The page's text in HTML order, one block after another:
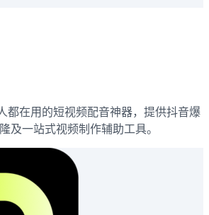
都在用的短视频配音神器，提供抖音爆
及一站式视频制作辅助工具。